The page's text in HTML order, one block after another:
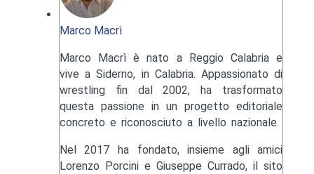
Marco Macrì
Marco Macrì è nato a Reggio Calabria e
vive a Siderno, in Calabria. Appassionato di
wrestling fin dal 2002, ha trasformato
questa passione in un progetto editoriale
concreto e riconosciuto a livello nazionale.
Nel 2017 ha fondato, insieme agli amici
Lorenzo Porcini e Giuseppe Currado, il sito